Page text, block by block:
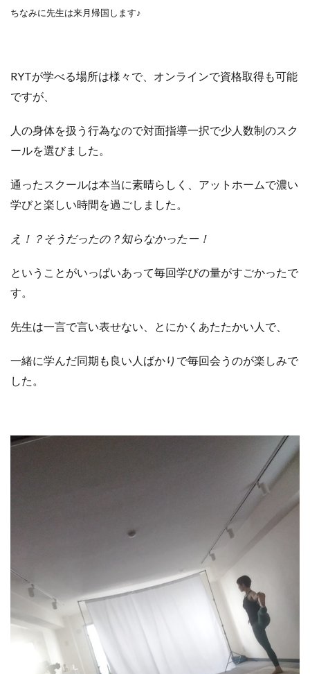
ちなみに先生は来月帰国します♪
RYTが学べる場所は様々で、オンラインで資格取得も可能
ですが、
人の身体を扱う行為なので対面指導一択で少人数制のスク
ールを選びました。
通ったスクールは本当に素晴らしく、アットホームで濃い
学びと楽しい時間を過ごしました。
え！？そうだったの？知らなかったー！
ということがいっぱいあって毎回学びの量がすごかったで
す。
先生は一言で言い表せない、とにかくあたたかい人で、
一緒に学んだ同期も良い人ばかりで毎回会うのが楽しみで
した。